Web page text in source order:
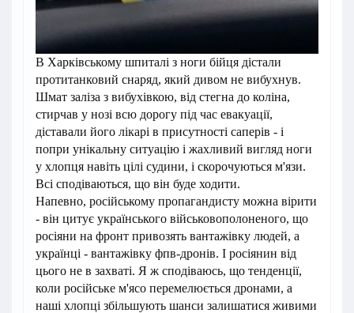
В Харківському шпиталі з ноги бійця дістали
протитанковий снаряд, який дивом не вибухнув.
Шмат заліза з вибухівкою, від стегна до коліна,
стирчав у нозі всю дорогу під час евакуації,
діставали його лікарі в присутності саперів - і
попри унікальну ситуацію і жахливий вигляд ноги
у хлопця навіть цілі судини, і скорочуються м'язи.
Всі сподіваються, що він буде ходити.
Напевно, російському пропагандисту можна вірити
- він цитує українського військовополоненого, що
росіяни на фронт привозять вантажівку людей, а
українці - вантажівку фпв-дронів. І росіянин від
цього не в захваті. Я ж сподіваюсь, що тенденції,
коли російське м'ясо перемелюється дронами, а
наші хлопці збільшують шанси залишатися живими